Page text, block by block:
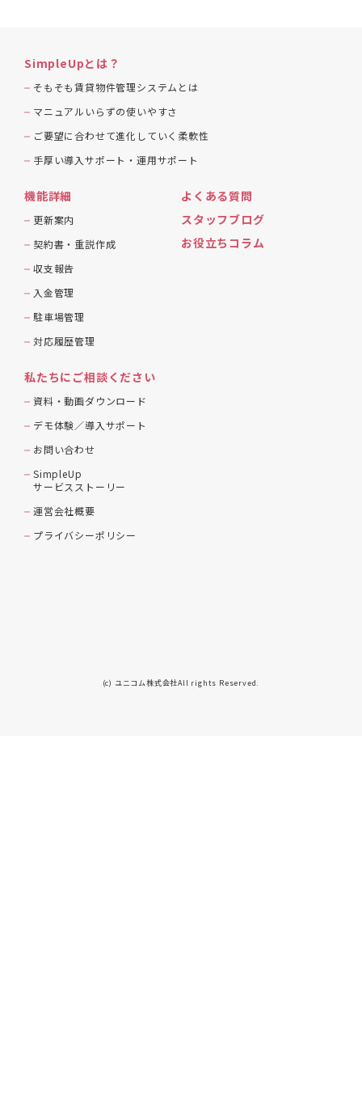
SimpleUpとは？
そもそも賃貸物件管理システムとは
マニュアルいらずの使いやすさ
ご要望に合わせて進化していく柔軟性
手厚い導入サポート・運用サポート
機能詳細
更新案内
契約書・重説作成
収支報告
入金管理
駐車場管理
対応履歴管理
よくある質問
スタッフブログ
お役立ちコラム
私たちにご相談ください
資料・動画ダウンロード
デモ体験／導入サポート
お問い合わせ
SimpleUp
サービスストーリー
運営会社概要
プライバシーポリシー
(c) ユニコム株式会社All rights Reserved.